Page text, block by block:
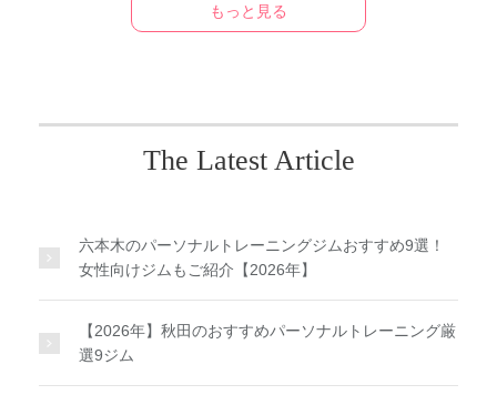
もっと見る
The Latest Article
六本木のパーソナルトレーニングジムおすすめ9選！
女性向けジムもご紹介【2026年】
【2026年】秋田のおすすめパーソナルトレーニング厳
選9ジム